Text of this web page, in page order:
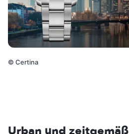
© Certina
Urban und zeitgemäß